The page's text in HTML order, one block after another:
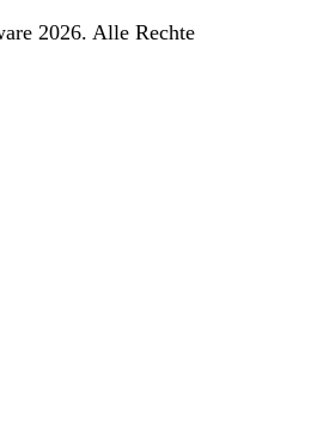
2026. Alle Rechte